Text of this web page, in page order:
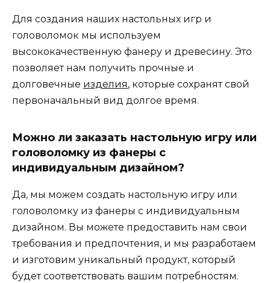
Для создания наших настольных игр и
головоломок мы используем
высококачественную фанеру и древесину. Это
позволяет нам получить прочные и
долговечные изделия, которые сохранят свой
первоначальный вид долгое время.
Можно ли заказать настольную игру или
головоломку из фанеры с
индивидуальным дизайном?
Да, мы можем создать настольную игру или
головоломку из фанеры с индивидуальным
дизайном. Вы можете предоставить нам свои
требования и предпочтения, и мы разработаем
и изготовим уникальный продукт, который
будет соответствовать вашим потребностям.